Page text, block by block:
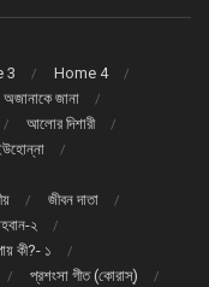
3
Home 4
অজানাকে জানা
আলোর দিশারী
জীবন দাতা
২
কী?- ১
প্রশংসা গীত (কোরাস্)